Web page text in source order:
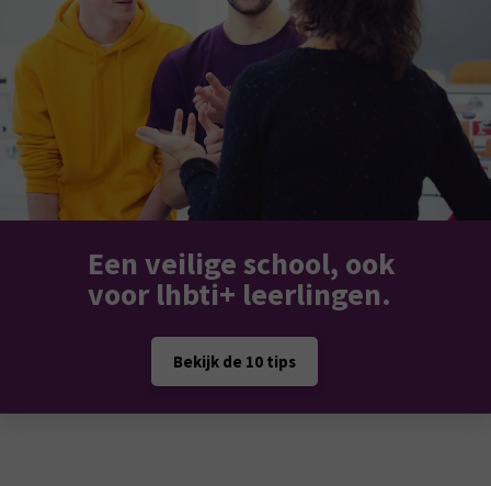
Een veilige school, ook
voor lhbti+ leerlingen.
Bekijk de 10 tips